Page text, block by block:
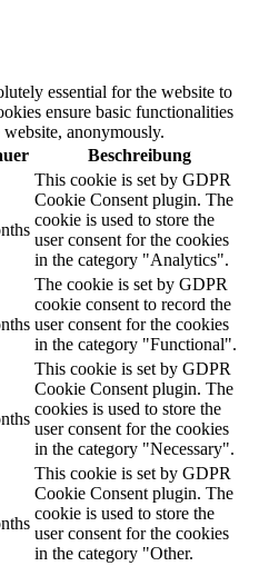
essential for the website to
ensure basic functionalities
anonymously.
Beschreibung
This cookie is set by GDPR
Cookie Consent plugin. The
cookie is used to store the
user consent for the cookies
in the category "Analytics".
The cookie is set by GDPR
cookie consent to record the
user consent for the cookies
in the category "Functional".
This cookie is set by GDPR
Cookie Consent plugin. The
cookies is used to store the
user consent for the cookies
in the category "Necessary".
This cookie is set by GDPR
Cookie Consent plugin. The
cookie is used to store the
user consent for the cookies
in the category "Other.